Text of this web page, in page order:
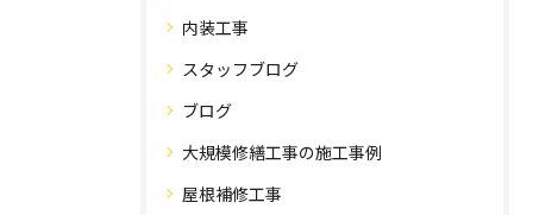
内装工事
スタッフブログ
ブログ
大規模修繕工事の施工事例
屋根補修工事